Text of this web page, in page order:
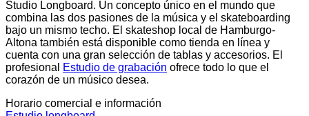
Studio Longboard. Un concepto único en el mundo que
combina las dos pasiones de la música y el skateboarding
bajo un mismo techo. El skateshop local de Hamburgo-
Altona también está disponible como tienda en línea y
cuenta con una gran selección de tablas y accesorios. El
profesional
Estudio de grabación ofrece todo lo que el
corazón de un músico desea.
Horario comercial e información